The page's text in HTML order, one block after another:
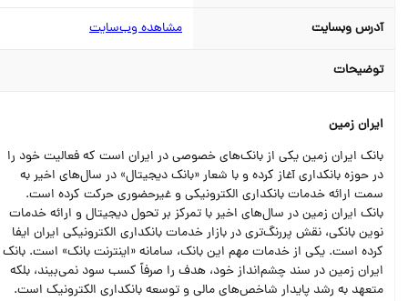
آدرس وبسایت مشاهده وب‌سایت
توضیحات
ایران زمین
بانک ایران زمین یکی از بانک‌های خصوصی در ایران است که فعالیت خود را
در حوزه بانکداری آغاز کرده و با شعار «بانک دیجیتال» در سال‌های اخیر به
سمت ارائه خدمات بانکداری الکترونیکی و غیرحضوری حرکت کرده است.
بانک ایران زمین در سال‌های اخیر با تمرکز بر تحول دیجیتال و ارائه خدمات
نوین بانکی، نقش پررنگ‌تری در بازار خدمات بانکداری الکترونیکی ایران ایفا
کرده است. یکی از خدمات مهم این بانک، سامانه «اینترنت‌ بانک» است. بانک
ایران زمین در سند چشم‌انداز خود، هدف را صرفاً کسب سود نمی‌بیند، بلکه
متعهد به رشد پایدار شاخص‌های مالی و توسعه بانکداری الکترونیک است.